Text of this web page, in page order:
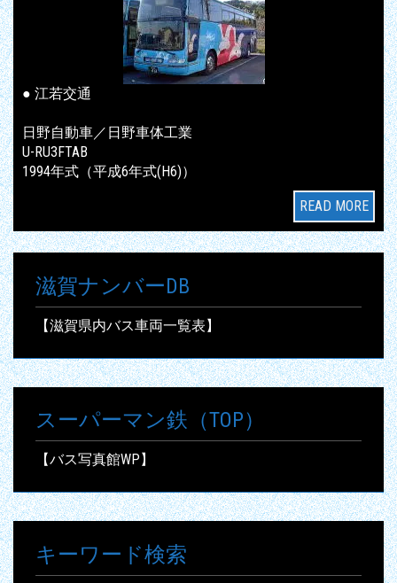
● 江若交通
日野自動車／日野車体工業
U-RU3FTAB
1994年式（平成6年式(H6)）
READ MORE
滋賀ナンバーDB
【滋賀県内バス車両一覧表】
スーパーマン鉄（TOP）
【バス写真館WP】
キーワード検索